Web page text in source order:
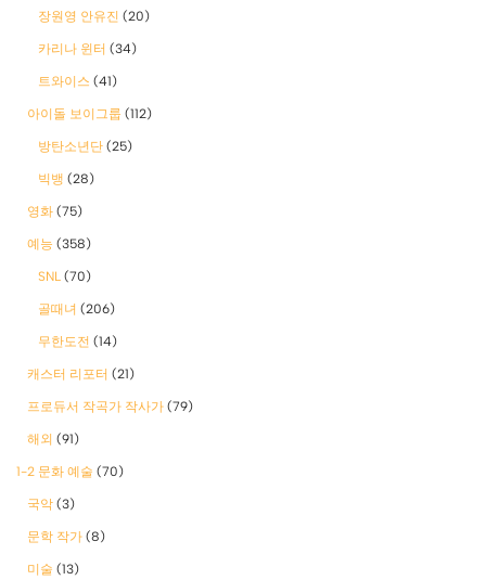
장원영 안유진 (20)
카리나 윈터 (34)
트와이스 (41)
아이돌 보이그룹 (112)
방탄소년단 (25)
빅뱅 (28)
영화 (75)
예능 (358)
SNL (70)
골때녀 (206)
무한도전 (14)
캐스터 리포터 (21)
프로듀서 작곡가 작사가 (79)
해외 (91)
1-2 문화 예술 (70)
국악 (3)
문학 작가 (8)
미술 (13)